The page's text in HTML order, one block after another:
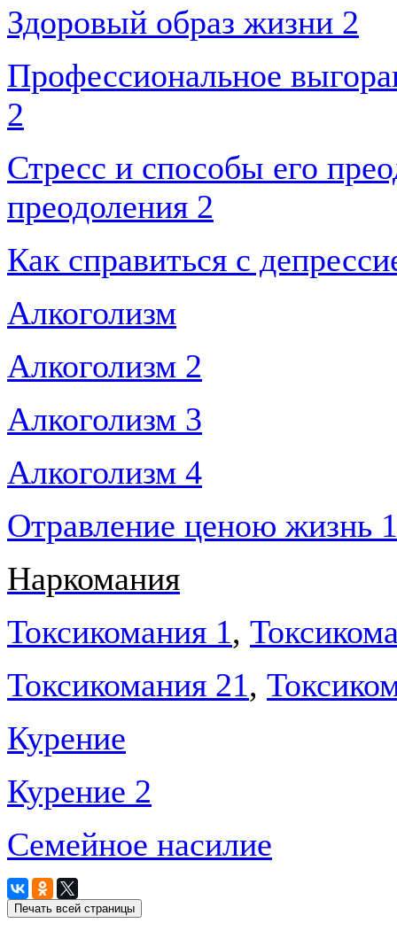
Здоровый образ жизни 2
Профессиональное
2
Стресс и способы его
преодоления 2
Как справиться с
Алкоголизм
Алкоголизм 2
Алкоголизм 3
Алкоголизм 4
Отравление ценою жизнь 1
Наркомания
Токсикомания 1,
Токсикомания 21,
Курение
Курение 2
Семейное насилие